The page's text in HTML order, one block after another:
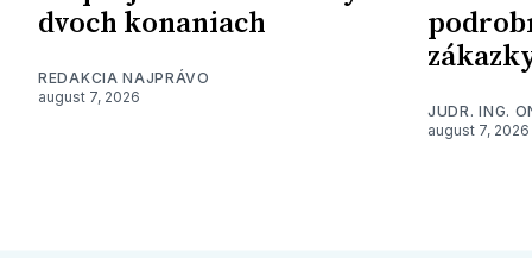
dvoch konaniach
REDAKCIA NAJPRÁVO
august 7, 2026
JUDR. ING.
august 7, 2026